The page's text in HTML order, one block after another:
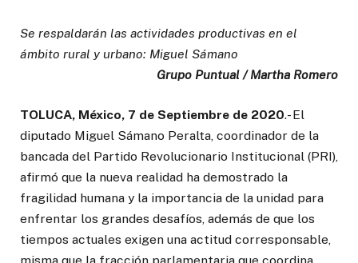
Se respaldarán las actividades productivas en el
ámbito rural y urbano: Miguel Sámano
Grupo Puntual / Martha Romero
TOLUCA, México, 7 de Septiembre de 2020.- El
diputado Miguel Sámano Peralta, coordinador de la
bancada del Partido Revolucionario Institucional (PRI),
afirmó que la nueva realidad ha demostrado la
fragilidad humana y la importancia de la unidad para
enfrentar los grandes desafíos, además de que los
tiempos actuales exigen una actitud corresponsable,